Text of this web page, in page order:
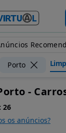
Porto
-
26
os anúncios?